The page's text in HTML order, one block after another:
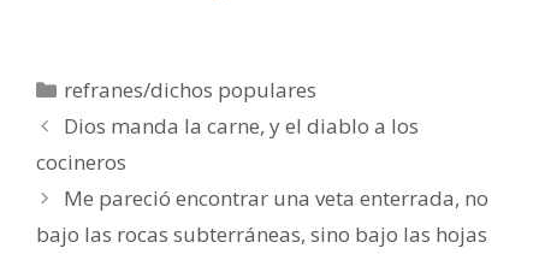
Categorías
refranes/dichos populares
Dios manda la carne, y el diablo a los
cocineros
Me pareció encontrar una veta enterrada, no
bajo las rocas subterráneas, sino bajo las hojas